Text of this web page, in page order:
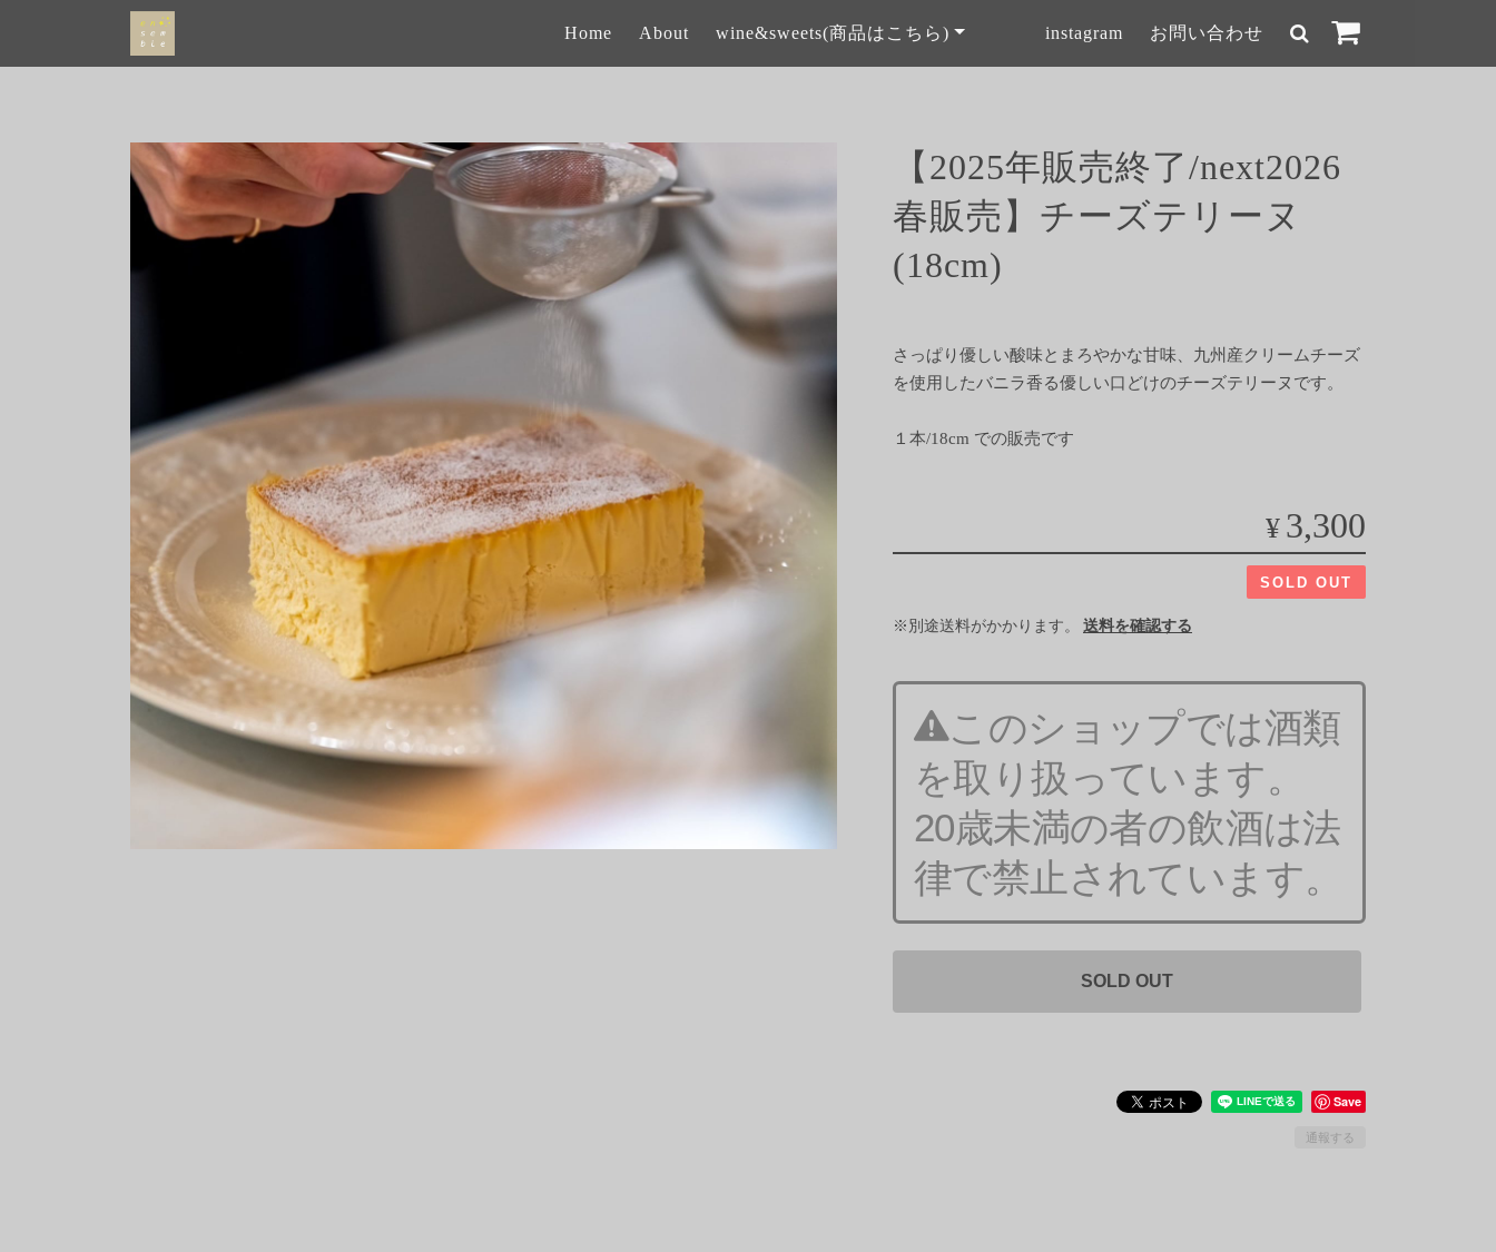
Home About wine&sweets(商品はこちら) instagram お問い合わせ
【2025年販売終了/next2026
春販売】チーズテリーヌ
(18cm)
さっぱり優しい酸味とまろやかな甘味、九州産クリームチーズ
を使用したバニラ香る優しい口どけのチーズテリーヌです。
１本/18cm での販売です
¥ 3,300
SOLD OUT
※別途送料がかかります。 送料を確認する
このショップでは酒類
を取り扱っています。
20歳未満の者の飲酒は法
律で禁止されています。
SOLD OUT
Save
通報する